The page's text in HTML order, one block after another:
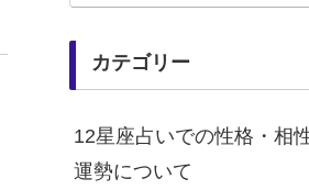
カテゴリー
12星座占いでの性格・相
運勢について